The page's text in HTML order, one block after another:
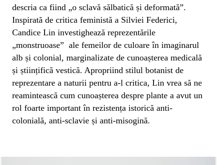
descria ca fiind „o sclavă sălbatică și deformată”.
Inspirată de critica feministă a Silviei Federici,
Candice Lin investighează reprezentările
„monstruoase” ale femeilor de culoare în imaginarul
alb și colonial, marginalizate de cunoașterea medicală
și științifică vestică. Apropriind stilul botanist de
reprezentare a naturii pentru a-l critica, Lin vrea să ne
reamintească cum cunoașterea despre plante a avut un
rol foarte important în rezistența istorică anti-
colonială, anti-sclavie și anti-misogină.